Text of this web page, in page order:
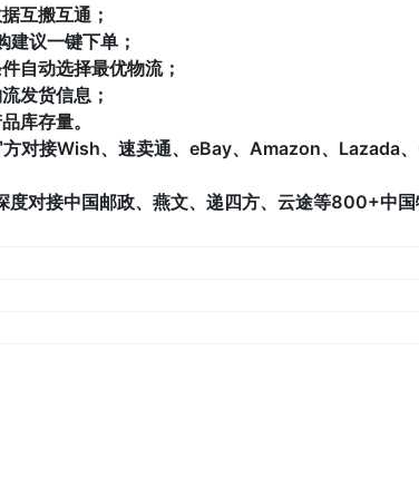
互搬互通；
议一键下单；
自动选择最优物流；
发货信息；
库存量。
对接Wish、速卖通、eBay、Amazon、Lazada
对接中国邮政、燕文、递四方、云途等800+中国